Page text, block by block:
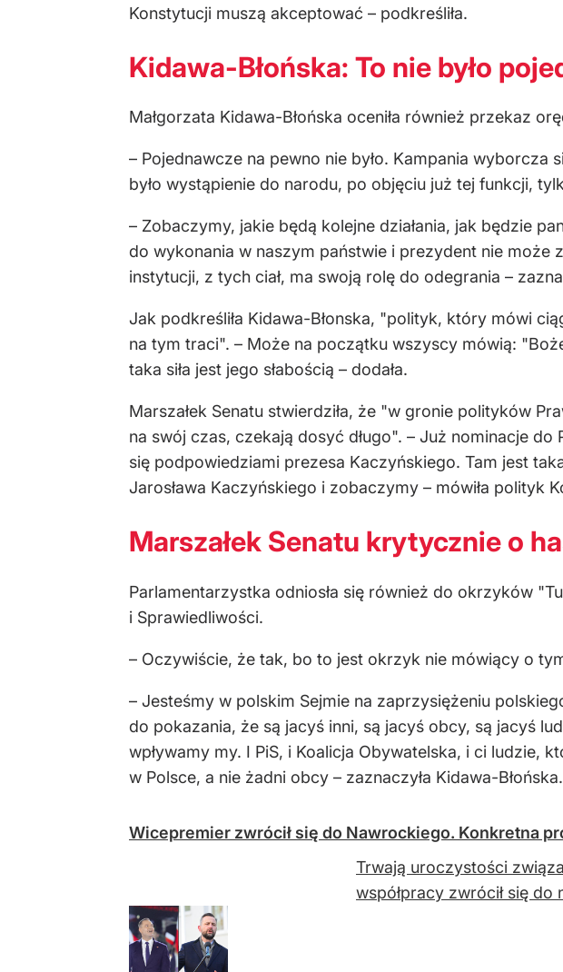
Konstytucji muszą akceptować – podkreśliła.
Kidawa-Błońska: To nie było
Małgorzata Kidawa-Błońska oceniła również przekaz
– Pojednawcze na pewno nie było. Kampania wyborcza
było wystąpienie do narodu, po objęciu już tej funkcji,
– Zobaczymy, jakie będą kolejne działania, jak będzie
do wykonania w naszym państwie i prezydent nie może
instytucji, z tych ciał, ma swoją rolę do odegrania –
Jak podkreśliła Kidawa-Błonska, "polityk, który mówi
na tym traci". – Może na początku wszyscy mówią:
taka siła jest jego słabością – dodała.
Marszałek Senatu stwierdziła, że "w gronie polityków
na swój czas, czekają dosyć długo". – Już nominacje
się podpowiedziami prezesa Kaczyńskiego. Tam jest
Jarosława Kaczyńskiego i zobaczymy – mówiła polityk
Marszałek Senatu krytycznie o
Parlamentarzystka odniosła się również do okrzyków
i Sprawiedliwości.
– Oczywiście, że tak, bo to jest okrzyk nie mówiący o
– Jesteśmy w polskim Sejmie na zaprzysiężeniu
do pokazania, że są jacyś inni, są jacyś obcy, są jacyś
wpływamy my. I PiS, i Koalicja Obywatelska, i ci ludzie,
w Polsce, a nie żadni obcy – zaznaczyła Kidawa-
Wicepremier zwrócił się do Nawrockiego. Konkretna
Trwają uroczystości
współpracy zwrócił się do